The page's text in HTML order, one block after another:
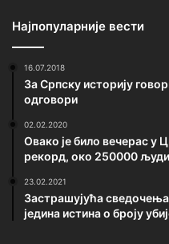
Најпопуларније вести
16.07.2018
За Српску историју
одговори
02.02.2020
Овако је било вечерас у
рекорд, око 250000 људи
23.02.2021
Застрашујућа
једина истина о броју